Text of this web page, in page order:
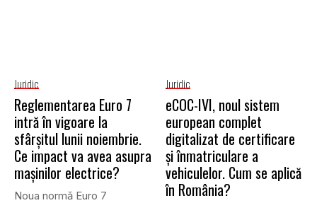
Juridic
Reglementarea Euro 7
intră în vigoare la
sfârșitul lunii noiembrie.
Ce impact va avea asupra
mașinilor electrice?
Noua normă Euro 7
Juridic
eCOC-IVI, noul sistem
european complet
digitalizat de certificare
și înmatriculare a
vehiculelor. Cum se aplică
în România?